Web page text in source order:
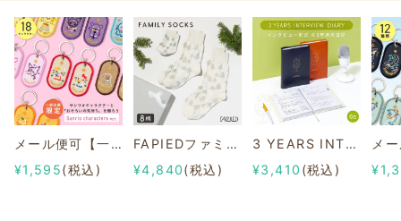
メール便可【一部店舗限定】2/8b PAIR KEY RING Sanrio characters ver.
¥1,595(税込)
FAPIEDファミリーソックスセット 総柄
¥4,840(税込)
3 YEARS INTERVIEW DIARY
¥3,410 (税込)